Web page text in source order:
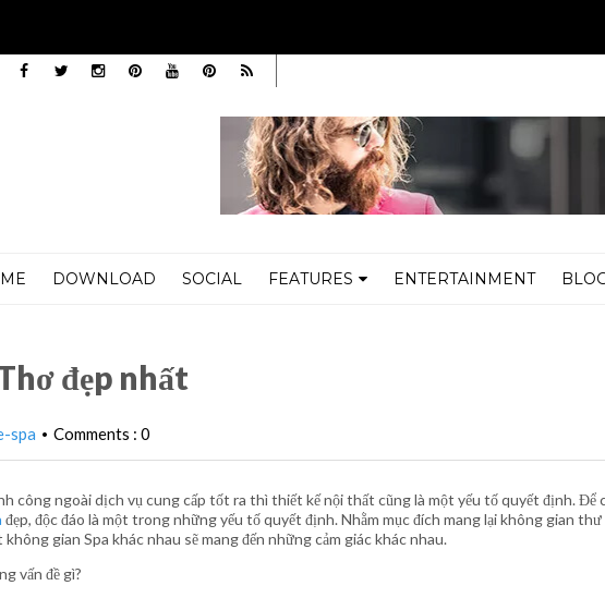
DOWNLOAD SOCIAL FEATURES ENTERTAINMENT
đẹp nhất
spa • Comments : 0
công ngoài dịch vụ cung cấp tốt ra thì thiết kế nội thất cũng là một yếu tố quyết định. Để
đẹp, độc đáo là một trong những yếu tố quyết định. Nhằm mục đích mang lại không gian thư
gian Spa khác nhau sẽ mang đến những cảm giác khác nhau.
vấn đề gì?